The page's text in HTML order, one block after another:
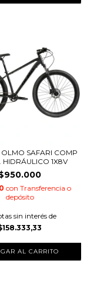
OLMO SAFARI COMP
HIDRÁULICO 1X8V
con Transferencia o
depósito
sin interés de
AL CARRITO